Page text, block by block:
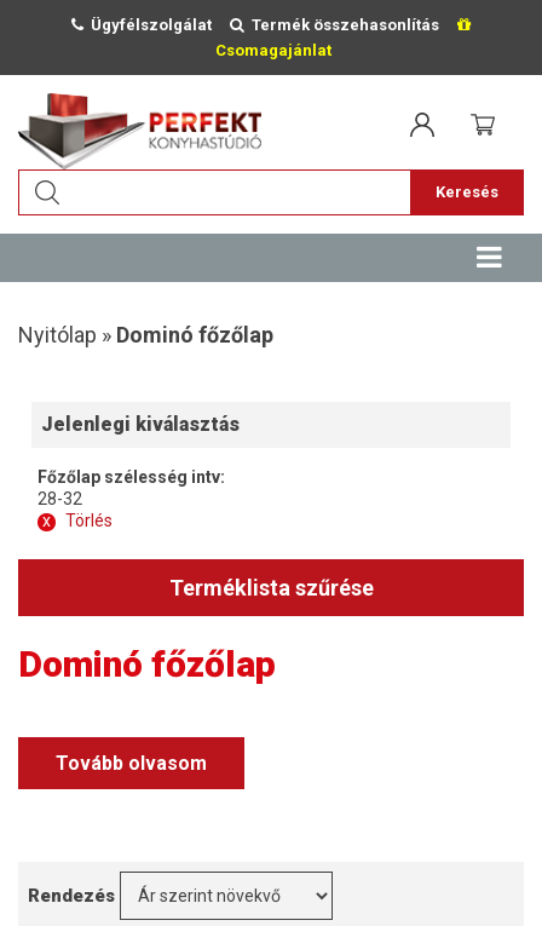
Ügyfélszolgálat
Termék összehasonlítás
Csomagajánlat
Keresés
Nyitólap » Dominó főzőlap
Jelenlegi kiválasztás
Főzőlap szélesség intv:
28-32
x
Törlés
Terméklista szűrése
Dominó főzőlap
Tovább olvasom
Rendezés